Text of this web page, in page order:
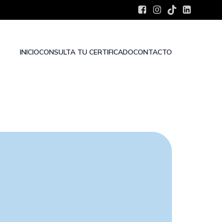
INICIOCONSULTA TU CERTIFICADOCONTACTO